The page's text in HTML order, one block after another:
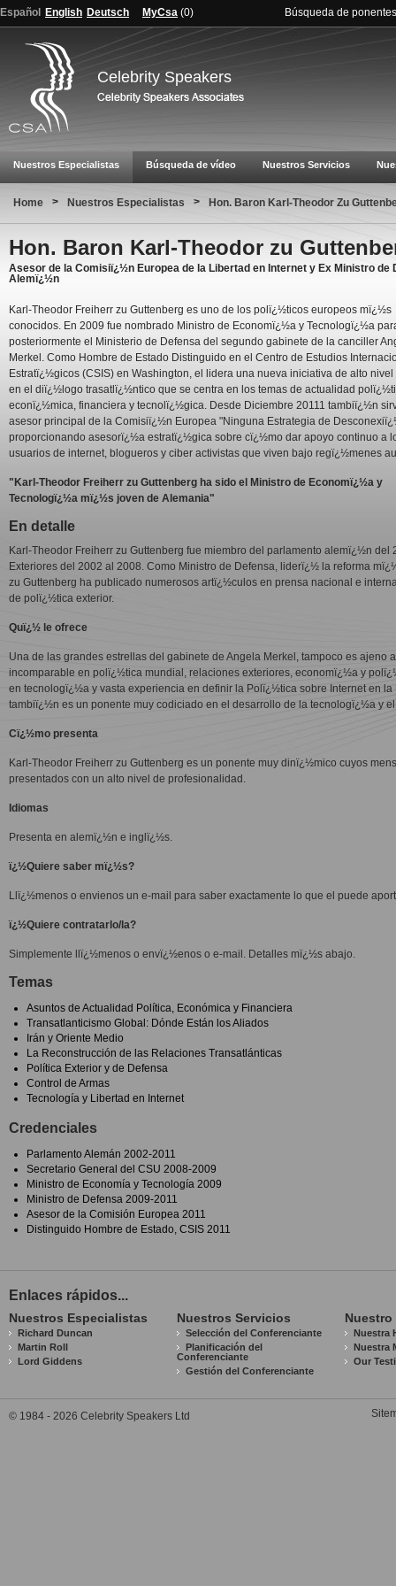
Español English Deutsch MyCsa (0) Búsqueda de ponentes
Celebrity Speakers
Nuestros Especialistas Búsqueda de vídeo Nuestros Servicios
Home > Nuestros Especialistas > Hon. Baron Karl-Theodor Zu
Hon. Baron Karl-Theodor zu
Asesor de la Comisiï¿½n Europea de la Libertad en Internet y Ex Ministro de
Alemï¿½n
Karl-Theodor Freiherr zu Guttenberg es uno de los polï¿½ticos europeos mï¿½s
conocidos. En 2009 fue nombrado Ministro de Economï¿½a y Tecnologï¿½a
posteriormente el Ministerio de Defensa del segundo gabinete de la canciller
Merkel. Como Hombre de Estado Distinguido en el Centro de Estudios
Estratï¿½gicos (CSIS) en Washington, el lidera una nueva iniciativa de alto
en el diï¿½logo trasatlï¿½ntico que se centra en los temas de actualidad
econï¿½mica, financiera y tecnolï¿½gica. Desde Diciembre 20111 tambiï¿½n
asesor principal de la Comisiï¿½n Europea "Ninguna Estrategia de
proporcionando asesorï¿½a estratï¿½gica sobre cï¿½mo dar apoyo continuo a
usuarios de internet, blogueros y ciber activistas que viven bajo regï¿½menes
"Karl-Theodor Freiherr zu Guttenberg ha sido el Ministro de Economï¿½a y
Tecnologï¿½a mï¿½s joven de Alemania"
En detalle
Karl-Theodor Freiherr zu Guttenberg fue miembro del parlamento alemï¿½n
Exteriores del 2002 al 2008. Como Ministro de Defensa, liderï¿½ la reforma
zu Guttenberg ha publicado numerosos artï¿½culos en prensa nacional e
de polï¿½tica exterior.
Quï¿½ le ofrece
Una de las grandes estrellas del gabinete de Angela Merkel, tampoco es ajeno
incomparable en polï¿½tica mundial, relaciones exteriores, economï¿½a y
en tecnologï¿½a y vasta experiencia en definir la Polï¿½tica sobre Internet en
tambiï¿½n es un ponente muy codiciado en el desarrollo de la tecnologï¿½a y
Cï¿½mo presenta
Karl-Theodor Freiherr zu Guttenberg es un ponente muy dinï¿½mico cuyos
presentados con un alto nivel de profesionalidad.
Idiomas
Presenta en alemï¿½n e inglï¿½s.
ï¿½Quiere saber mï¿½s?
Llï¿½menos o envienos un e-mail para saber exactamente lo que el puede
ï¿½Quiere contratarlo/la?
Simplemente llï¿½menos o envï¿½enos o e-mail. Detalles mï¿½s abajo.
Temas
Asuntos de Actualidad Política, Económica y Financiera
Transatlanticismo Global: Dónde Están los Aliados
Irán y Oriente Medio
La Reconstrucción de las Relaciones Transatlánticas
Política Exterior y de Defensa
Control de Armas
Tecnología y Libertad en Internet
Credenciales
Parlamento Alemán 2002-2011
Secretario General del CSU 2008-2009
Ministro de Economía y Tecnología 2009
Ministro de Defensa 2009-2011
Asesor de la Comisión Europea 2011
Distinguido Hombre de Estado, CSIS 2011
Enlaces rápidos...
Nuestros Especialistas
Richard Duncan
Martin Roll
Lord Giddens
Nuestros Servicios
Selección del Conferenciante
Planificación del
Conferenciante
Gestión del Conferenciante
Nuestra
Nuestra
Our
© 1984 - 2026 Celebrity Speakers Ltd